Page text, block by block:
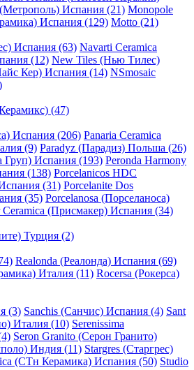
Испания (21) Monopole
Испания (129) Motto (21)
Испания (63) Navarti Ceramica
(12) New Tiles (Нью Тилес)
Кер) Испания (14) NSmosaic
(47)
Испания (206) Panaria Ceramica
(9) Paradyz (Парадиз) Польша (26)
Груп) Испания (193) Peronda Harmony
(138) Porcelanicos HDC
(31) Porcelanite Dos
(35) Porcelanosa (Порселаноса)
Ceramica (Присмакер) Испания (34)
Турция (2)
Realonda (Реалонда) Испания (69)
Италия (11) Rocersa (Рокерса)
(3) Sanchis (Санчис) Испания (4) Sant
Италия (10) Serenissima
Seron Granito (Серон Гранито)
Индия (11) Stargres (Старгрес)
(СТн Керамика) Испания (50) Studio